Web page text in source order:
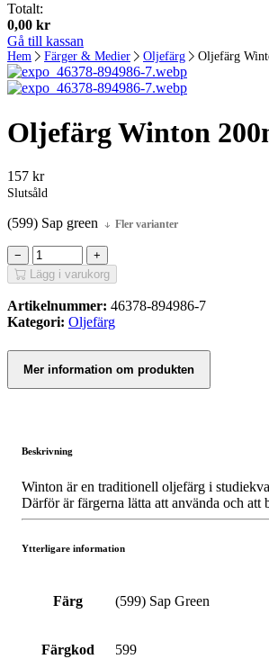
Totalt:
0,00 kr
Gå till kassan
Hem Färger & Medier Oljefärg Oljefärg
Oljefärg Winton
157 kr
Slutsåld
(599) Sap green Fler varianter
−
+
Lägg i varukorg
Artikelnummer: 46378-894986-7
Kategori: Oljefärg
Mer information om produkten
Beskrivning
Winton är en traditionell oljefärg i
Därför är färgerna lätta att använda och
Ytterligare information
Färg (599) Sap Green
Färgkod 599